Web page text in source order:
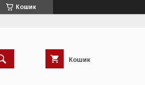
Кошик
Кошик